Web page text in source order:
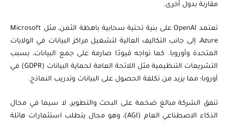
مقارنة بدول أخرى.
تعتمد OpenAI على بنية تحتية سحابية باهظة الثمن، مثل Microsoft
Azure، إلى جانب التكاليف العالية لتشغيل مراكز البيانات في الولايات
المتحدة وأوروبا. كما تواجه قيودًا صارمة على جمع البيانات، بسبب
التشريعات التنظيمية مثل اللائحة العامة لحماية البيانات (GDPR) في
أوروبا؛ مما يزيد من تكلفة الحصول على البيانات وتدريب النماذج.
تنفق الشركة مبالغ ضخمة على البحث والتطوير، لا سيما في مجال
الذكاء الاصطناعي العام (AGI)، وهو مجال يتطلب استثمارات هائلة